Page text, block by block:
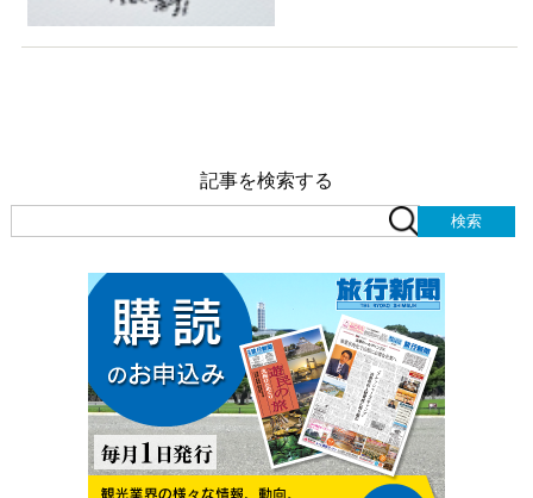
記事を検索する